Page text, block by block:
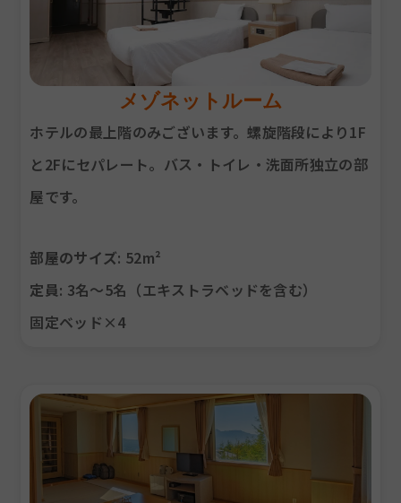
メゾネットルーム
ホテルの最上階のみございます。螺旋階段により1F
と2Fにセパレート。バス・トイレ・洗面所独立の部
屋です。
部屋のサイズ: 52m²
定員: 3名～5名（エキストラベッドを含む）
固定ベッド×4